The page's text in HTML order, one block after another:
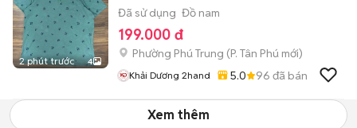
2 phút trước 4
Đã sử dụng Đồ nam
199.000 đ
Phường Phú Trung (P. Tân Phú mới)
Khải Dương 2hand 5.0 96 đã bán
Xem thêm